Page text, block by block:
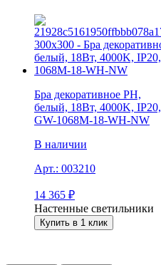
Бра декоративное PH,
белый, 18Вт, 4000K, IP20,
GW-1068M-18-WH-NW
В наличии
Арт.: 003210
14 365 ₽
Настенные светильники
Купить в 1 клик